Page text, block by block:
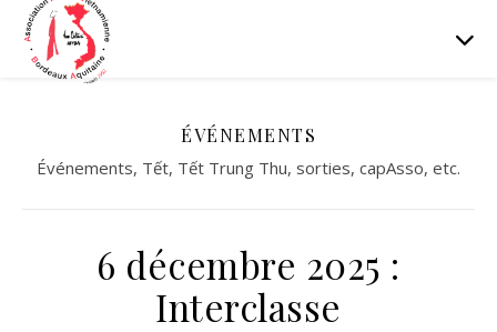
ÉVÉNEMENTS
Événements, Tết, Tết Trung Thu, sorties, capAsso, etc.
6 décembre 2025 :
Interclasse